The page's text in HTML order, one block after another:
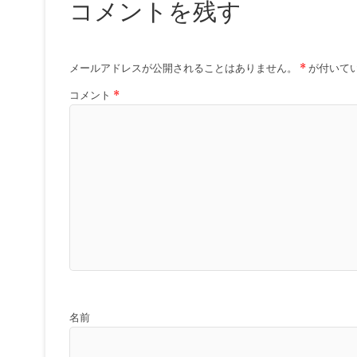
コメントを残す
メールアドレスが公開されることはありません。 *が付いて
コメント *
名前